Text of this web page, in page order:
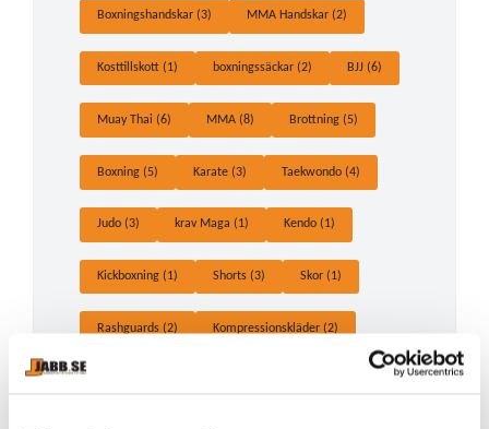
Boxningshandskar (3) MMA Handskar (2)
Kosttillskott (1) boxningssäckar (2) BJJ (6)
Muay Thai (6) MMA (8) Brottning (5)
Boxning (5) Karate (3) Taekwondo (4)
Judo (3) krav Maga (1) Kendo (1)
Kickboxning (1) Shorts (3) Skor (1)
Rashguards (2) Kompressionskläder (2)